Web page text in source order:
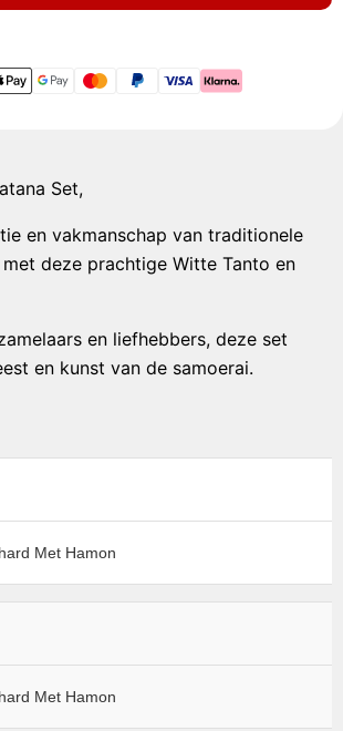
Set,
en vakmanschap van traditionele
deze prachtige Witte Tanto en
en liefhebbers, deze set
en kunst van de samoerai.
Met Hamon
Met Hamon